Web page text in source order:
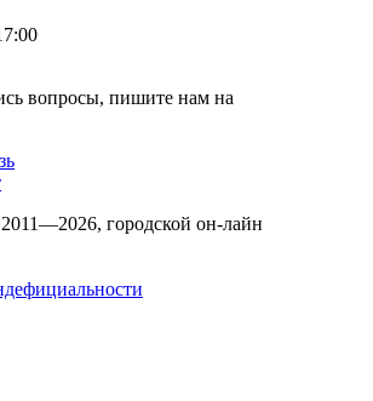
вопросы, пишите нам на
2011—2026, городской он-лайн